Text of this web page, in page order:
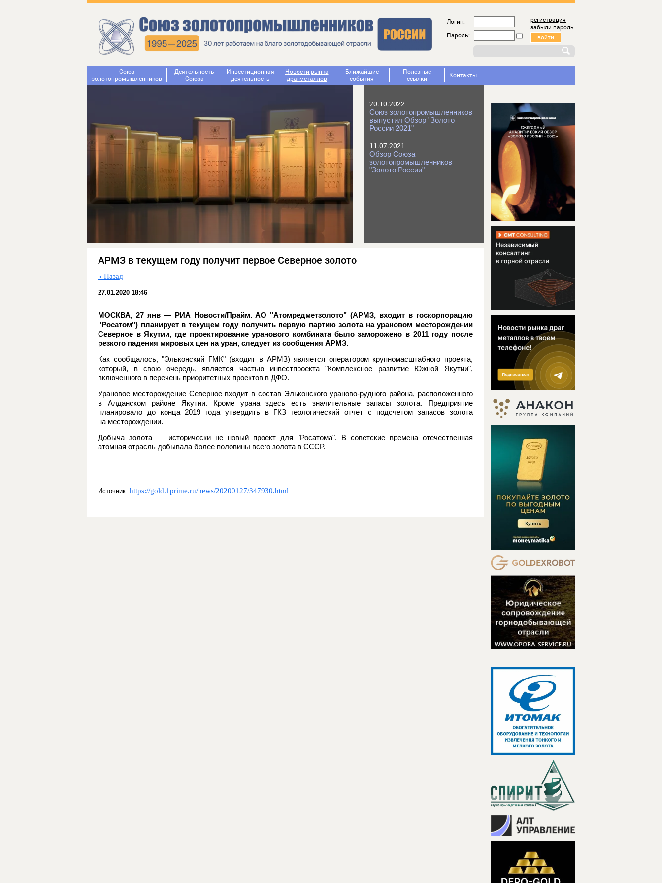
Логин:
Пароль:
регистрация
забыли пароль
Союз
золотопромышленников
Деятельность
Cоюза
Инвестиционная
деятельность
Новости рынка
драгметаллов
Ближайшие
события
Полезные
ссылки
Контакты
20.10.2022
Союз золотопромышленников
выпустил Обзор "Золото
России 2021"
11.07.2021
Обзор Союза
золотопромышленников
"Золото России"
АРМЗ в текущем году получит первое Северное золото
« Назад
27.01.2020 18:46
МОСКВА, 27 янв — РИА Новости/Прайм. АО "Атомредметзолото" (АРМЗ, входит в госкорпорацию
"Росатом") планирует в текущем году получить первую партию золота на урановом месторождении
Северное в Якутии, где проектирование уранового комбината было заморожено в 2011 году после
резкого падения мировых цен на уран, следует из сообщения АРМЗ.
Как сообщалось, "Эльконский ГМК" (входит в АРМЗ) является оператором крупномасштабного проекта,
который, в свою очередь, является частью инвестпроекта "Комплексное развитие Южной Якутии",
включенного в перечень приоритетных проектов в ДФО.
Урановое месторождение Северное входит в состав Эльконского ураново-рудного района, расположенного
в Алданском районе Якутии. Кроме урана здесь есть значительные запасы золота. Предприятие
планировало до конца 2019 года утвердить в ГКЗ геологический отчет с подсчетом запасов золота
на месторождении.
Добыча золота — исторически не новый проект для "Росатома". В советские времена отечественная
атомная отрасль добывала более половины всего золота в СССР.
Источник: https://gold.1prime.ru/news/20200127/347930.html